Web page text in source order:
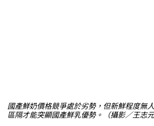
國產鮮奶價格競爭處於劣勢，但新鮮程度無
區隔才能突顯國產鮮乳優勢。（攝影／王志